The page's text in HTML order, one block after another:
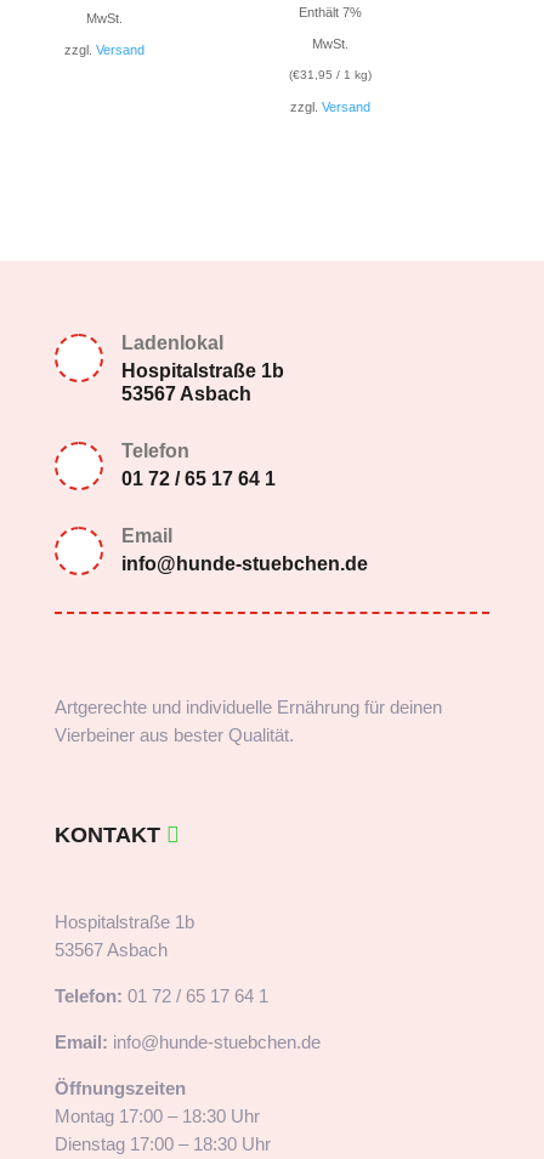
MwSt.
zzgl.Versand
Enthält 7%
MwSt.
(€31,95 / 1 kg)
zzgl.Versand
Ladenlokal
Hospitalstraße 1b
53567 Asbach
Telefon
01 72 / 65 17 64 1
Email
info@hunde-stuebchen.de
Artgerechte und individuelle Ernährung für deinen
Vierbeiner aus bester Qualität.
KONTAKT
Hospitalstraße 1b
53567 Asbach
Telefon: 01 72 / 65 17 64 1
Email: info@hunde-stuebchen.de
Öffnungszeiten
Montag 17:00 – 18:30 Uhr
Dienstag 17:00 – 18:30 Uhr